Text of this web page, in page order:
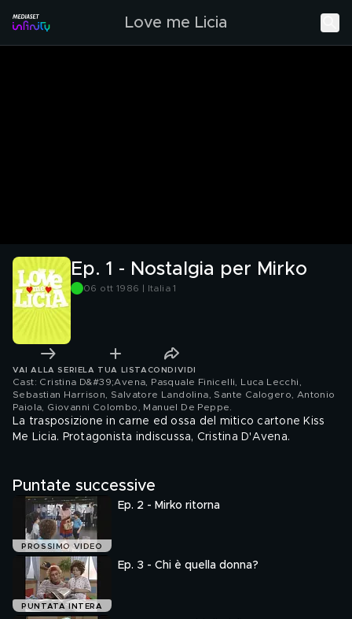
Love me Licia
Ep. 1 - Nostalgia per Mirko
06 ott 1986 | Italia 1
VAI ALLA SERIE LA TUA LISTA CONDIVIDI
Cast: Cristina D&#39;Avena, Pasquale Finicelli, Luca Lecchi,
Sebastian Harrison, Salvatore Landolina, Sante Calogero, Antonio
Paiola, Giovanni Colombo, Manuel De Peppe
La trasposizione in carne ed ossa del mitico cartone Kiss
Me Licia. Protagonista indiscussa, Cristina D'Avena.
Puntate successive
PROSSIMO VIDEO
Ep. 2 - Mirko ritorna
PUNTATA INTERA
Ep. 3 - Chi è quella donna?